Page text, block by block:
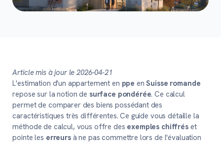
Article mis à jour le 2026-04-21
L'estimation d'un appartement en ppe enSuisse romande
repose sur la notion de surface pondérée. Ce calcul
permet de comparer des biens possédant des
caractéristiques très différentes. Ce guide vous détaille la
méthode de calcul, vous offre des exemples chiffréset
pointe les erreursà ne pas commettre lors de l'évaluation